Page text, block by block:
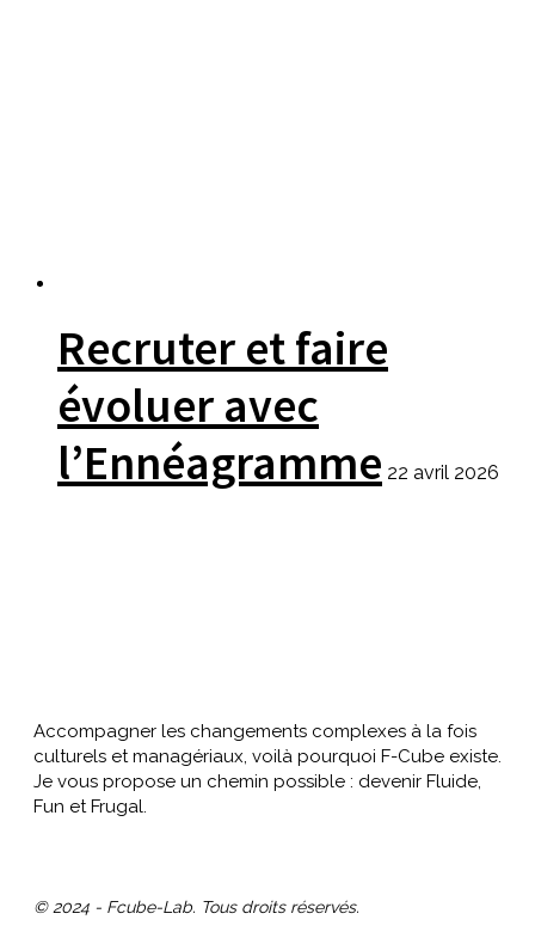
Recruter et faire
évoluer avec
l’Ennéagramme 22 avril 2026
Accompagner les changements complexes à la fois
culturels et managériaux, voilà pourquoi F-Cube existe.
Je vous propose un chemin possible : devenir Fluide,
Fun et Frugal.
© 2024 - Fcube-Lab. Tous droits réservés.